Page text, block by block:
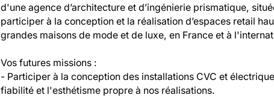
d'une agence d’architecture et d’ingénierie prismatique,
participer à la conception et la réalisation d’espaces retail
grandes maisons de mode et de luxe, en France et à
Vos futures missions :
- Participer à la conception des installations CVC et
fiabilité et l'esthétisme propre à nos réalisations.